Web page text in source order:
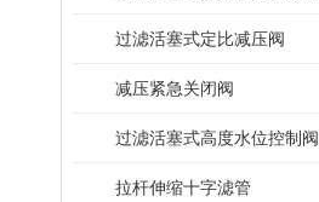
过滤活塞式定比减压阀
减压紧急关闭阀
过滤活塞式高度水位控制阀
拉杆伸缩十字滤管